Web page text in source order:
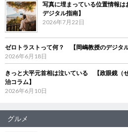
写真に埋まっている位置情報
デジタル指南】
2026年7月22日
ゼロトラストって何？ 【岡嶋教授のデジタル
2026年6月18日
きっと大平元首相は泣いている 【政眼鏡（
治コラム】
2026年6月10日
グルメ